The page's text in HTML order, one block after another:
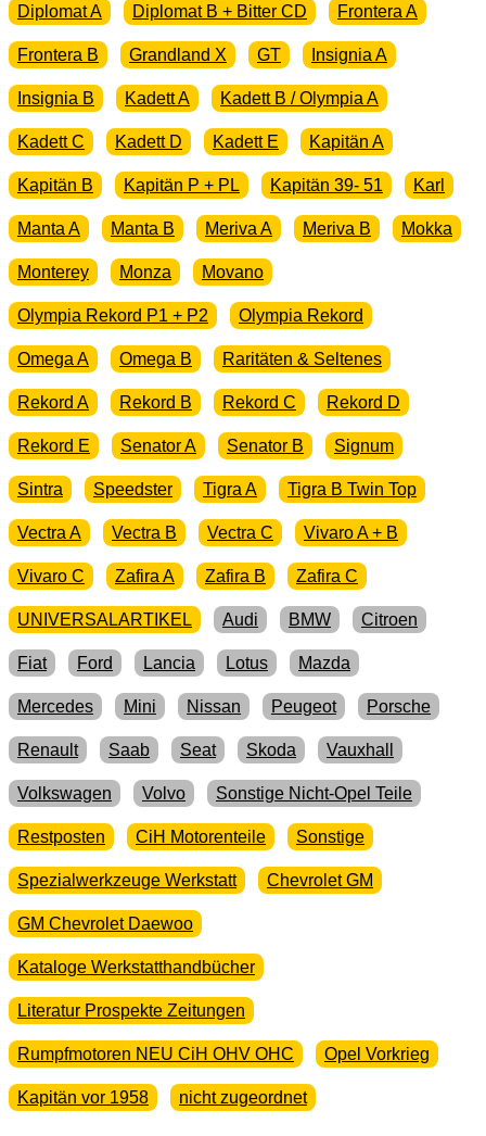
Diplomat A Diplomat B + Bitter CD Frontera A
Frontera B Grandland X GT Insignia A
Insignia B Kadett A Kadett B / Olympia A
Kadett C Kadett D Kadett E Kapitän A
Kapitän B Kapitän P + PL Kapitän 39- 51 Karl
Manta A Manta B Meriva A Meriva B Mokka
Monterey Monza Movano
Olympia Rekord P1 + P2 Olympia Rekord
Omega A Omega B Raritäten & Seltenes
Rekord A Rekord B Rekord C Rekord D
Rekord E Senator A Senator B Signum
Sintra Speedster Tigra A Tigra B Twin Top
Vectra A Vectra B Vectra C Vivaro A + B
Vivaro C Zafira A Zafira B Zafira C
UNIVERSALARTIKEL Audi BMW Citroen
Fiat Ford Lancia Lotus Mazda
Mercedes Mini Nissan Peugeot Porsche
Renault Saab Seat Skoda Vauxhall
Volkswagen Volvo Sonstige Nicht-Opel Teile
Restposten CiH Motorenteile Sonstige
Spezialwerkzeuge Werkstatt Chevrolet GM
GM Chevrolet Daewoo
Kataloge Werkstatthandbücher
Literatur Prospekte Zeitungen
Rumpfmotoren NEU CiH OHV OHC Opel Vorkrieg
Kapitän vor 1958 nicht zugeordnet